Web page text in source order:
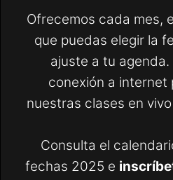
Ofrecemos cada mes,
que puedas elegir la
ajuste a tu
conexión a internet
nuestras clases en
Consulta el
fechas 2025 e